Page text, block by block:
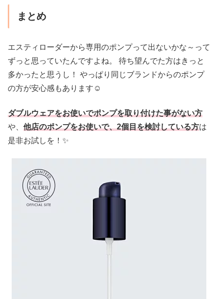
まとめ
エスティローダーから専用のポンプって出ないかな～って
ずっと思っていたんですよね。 待ち望んでた方はきっと
多かったと思うし！ やっぱり同じブランドからのポンプ
の方が安心感もあります☺
ダブルウェアをお使いでポンプを取り付けた事がない方
や、 他店のポンプをお使いで、2個目を検討している方は
是非お試しを！✨